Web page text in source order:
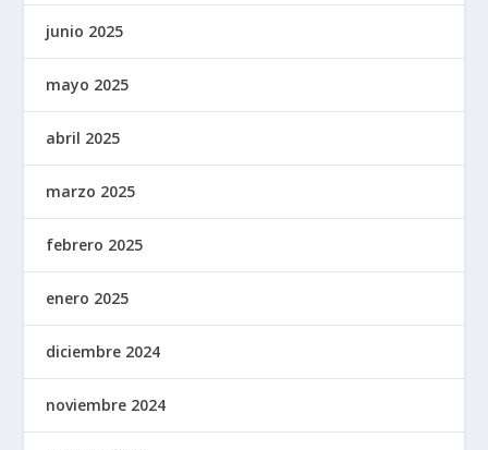
junio 2025
mayo 2025
abril 2025
marzo 2025
febrero 2025
enero 2025
diciembre 2024
noviembre 2024